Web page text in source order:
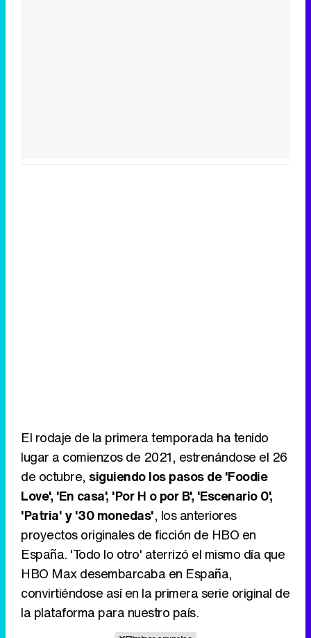
El rodaje de la primera temporada ha tenido
lugar a comienzos de 2021, estrenándose el 26
de octubre, siguiendo los pasos de 'Foodie
Love', 'En casa', 'Por H o por B', 'Escenario 0',
'Patria' y '30 monedas', los anteriores
proyectos originales de ficción de HBO en
España. 'Todo lo otro' aterrizó el mismo día que
HBO Max desembarcaba en España,
convirtiéndose así en la primera serie original de
la plataforma para nuestro país.